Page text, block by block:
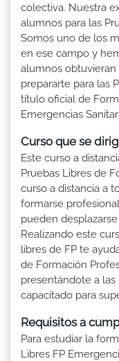
colectiva. Nuestra
alumnos para las
Somos uno de los
en ese campo y
alumnos obtuvieran
prepararte para las
título oficial de
Emergencias
Curso que se
Este curso a
Pruebas Libres de
curso a distancia a
formarse
pueden
Realizando este
libres de FP te
de Formación
presentándote a las
capacitado para
Requisitos a
Para estudiar la
Libres FP